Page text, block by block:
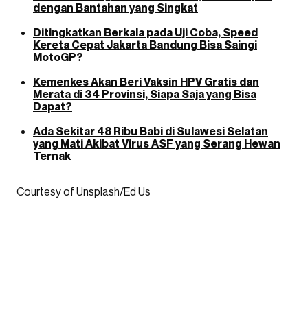
dengan Bantahan yang Singkat
Ditingkatkan Berkala pada Uji Coba, Speed
Kereta Cepat Jakarta Bandung Bisa Saingi
MotoGP?
Kemenkes Akan Beri Vaksin HPV Gratis dan
Merata di 34 Provinsi, Siapa Saja yang Bisa
Dapat?
Ada Sekitar 48 Ribu Babi di Sulawesi Selatan
yang Mati Akibat Virus ASF yang Serang Hewan
Ternak
Courtesy of Unsplash/Ed Us